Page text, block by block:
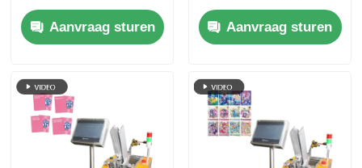
Signatures Brochure
Voedingsmachine
Aanvraag sturen
druk- en
elektronische
industrie
Aanvraag sturen